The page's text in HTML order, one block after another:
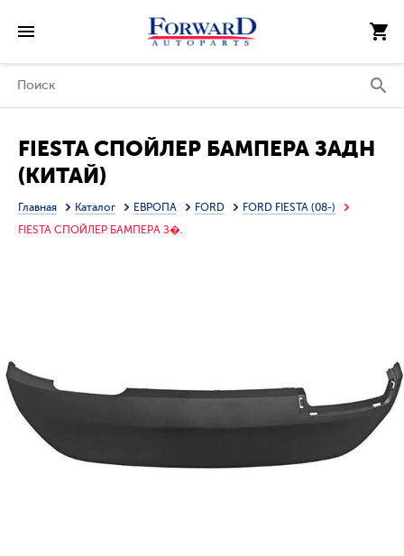
FIESTA СПОЙЛЕР БАМПЕРА ЗАДН
(КИТАЙ)
Главная Каталог ЕВРОПА FORD
FORD FIESTA (08-)
FIESTA СПОЙЛЕР БАМПЕРА З�.